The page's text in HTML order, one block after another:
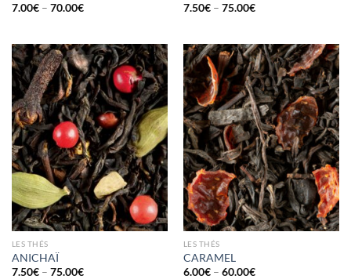
7.00€– 70.00€ 7.50€– 75.00€
LES THÉS
ANICHAÏ
7.50€– 75.00€
LES THÉS
CARAMEL
6.00€– 60.00€